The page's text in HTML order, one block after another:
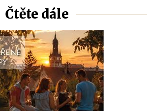
Čtěte dále